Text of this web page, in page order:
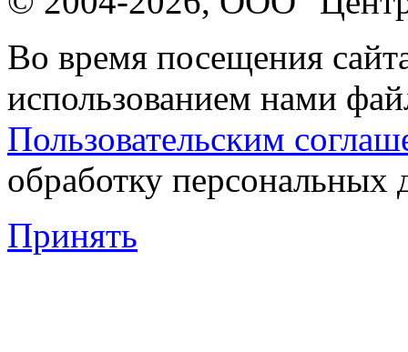
Во время посещения
использованием нами
Пользовательским
обработку персональных
Принять